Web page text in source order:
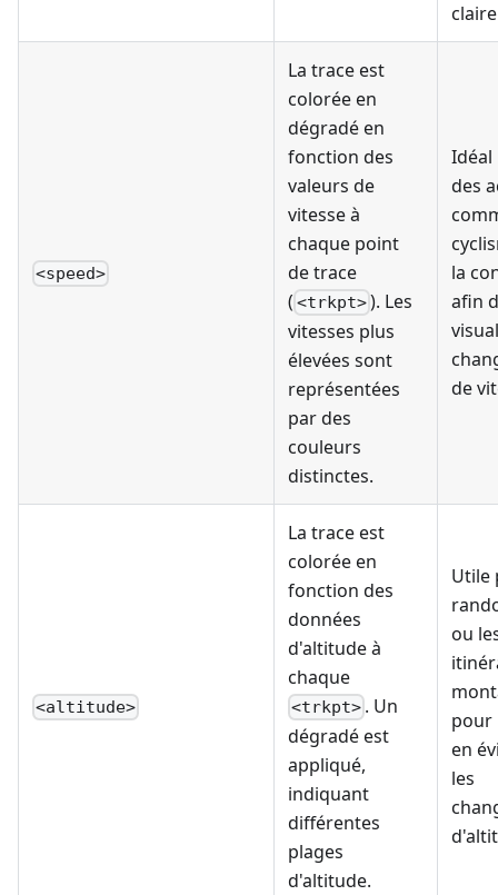
<speed>
La trace est
colorée en
dégradé en
fonction des
valeurs de
vitesse à
chaque point
de trace
( <trkpt>). Les
vitesses plus
élevées sont
représentées
par des
couleurs
distinctes.
des
la
afin
de
<altitude>
La trace est
colorée en
fonction des
données
d'altitude à
chaque
<trkpt> . Un
dégradé est
appliqué,
indiquant
différentes
plages
d'altitude.
Utile
ou
pour
en
les